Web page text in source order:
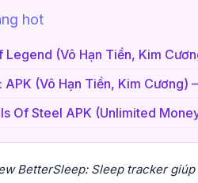
hot
Legend (Vô Hạn Tiền, Kim
APK (Vô Hạn Tiền, Kim Cương)
Of Steel APK (Unlimited
BetterSleep: Sleep tracker